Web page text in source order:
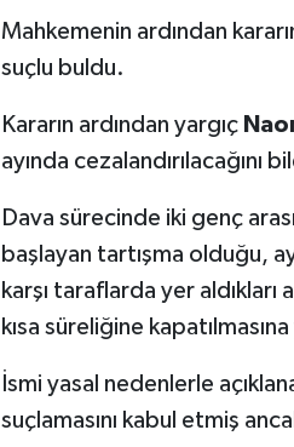
Mahkemenin ardından
suçlu buldu.
Kararın ardından yargıç
ayında cezalandırılacağını
Dava sürecinde iki genç
başlayan tartışma olduğu,
karşı taraflarda yer
kısa süreliğine
İsmi yasal nedenlerle
suçlamasını kabul etmiş